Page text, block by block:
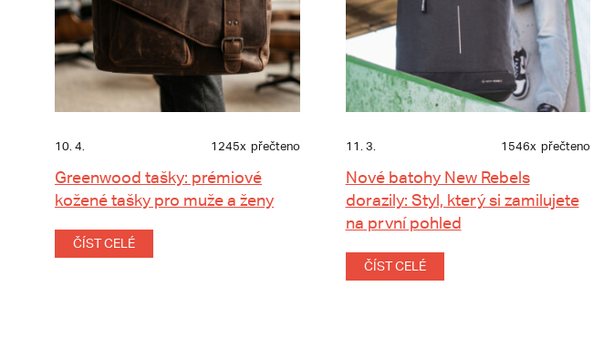
10. 4. 1245x přečteno
Greenwood tašky: prémiové
kožené tašky pro muže a ženy
ČÍST CELÉ
11. 3. 1546x přečteno
Nové batohy New Rebels
dorazily: Styl, který si zamilujete
na první pohled
ČÍST CELÉ